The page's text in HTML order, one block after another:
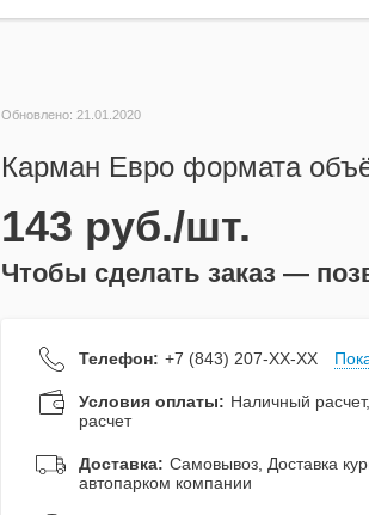
Обновлено: 21.01.2020
Карман Евро формата
143 руб./шт.
Чтобы сделать заказ —
Телефон: +7 (843) 207-XX-XX
Условия оплаты: Наличный
расчет
Доставка: Самовывоз, Доставка
автопарком компании